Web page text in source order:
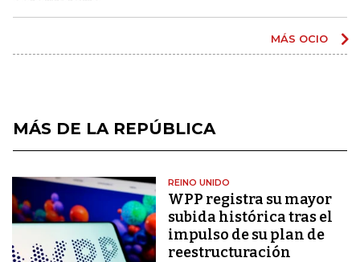
MÁS OCIO
MÁS DE LA REPÚBLICA
REINO UNIDO
WPP registra su mayor
subida histórica tras el
impulso de su plan de
reestructuración